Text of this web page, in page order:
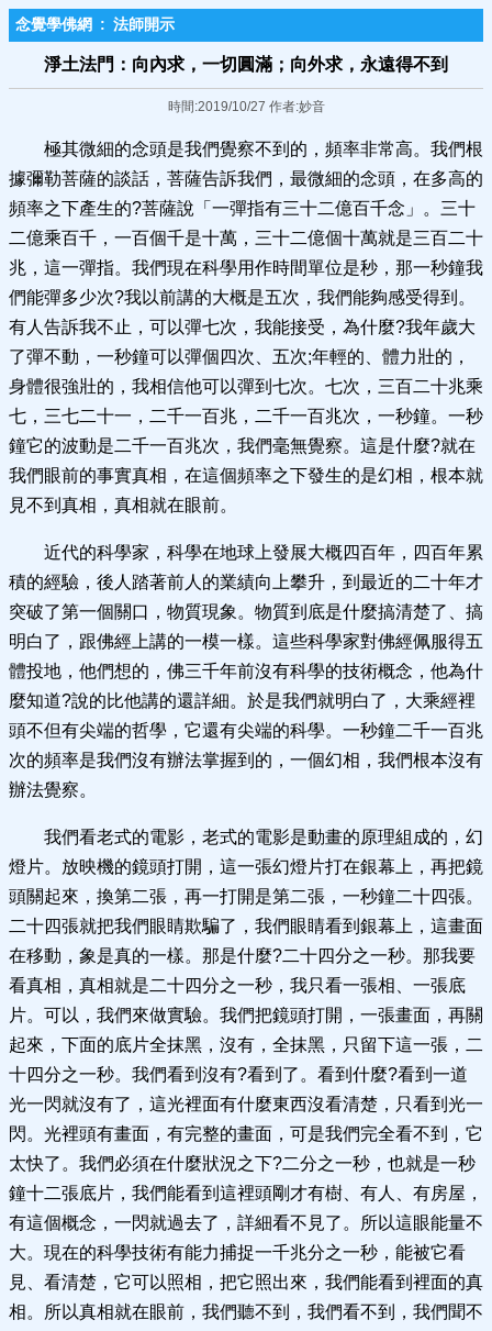
念覺學佛網 : 法師開示
淨土法門：向內求，一切圓滿；向外求，永遠得不到
時間:2019/10/27 作者:妙音
極其微細的念頭是我們覺察不到的，頻率非常高。我們根
據彌勒菩薩的談話，菩薩告訴我們，最微細的念頭，在多高的
頻率之下產生的?菩薩說「一彈指有三十二億百千念」。三十
二億乘百千，一百個千是十萬，三十二億個十萬就是三百二十
兆，這一彈指。我們現在科學用作時間單位是秒，那一秒鐘我
們能彈多少次?我以前講的大概是五次，我們能夠感受得到。
有人告訴我不止，可以彈七次，我能接受，為什麼?我年歲大
了彈不動，一秒鐘可以彈個四次、五次;年輕的、體力壯的，
身體很強壯的，我相信他可以彈到七次。七次，三百二十兆乘
七，三七二十一，二千一百兆，二千一百兆次，一秒鐘。一秒
鐘它的波動是二千一百兆次，我們毫無覺察。這是什麼?就在
我們眼前的事實真相，在這個頻率之下發生的是幻相，根本就
見不到真相，真相就在眼前。
近代的科學家，科學在地球上發展大概四百年，四百年累
積的經驗，後人踏著前人的業績向上攀升，到最近的二十年才
突破了第一個關口，物質現象。物質到底是什麼搞清楚了、搞
明白了，跟佛經上講的一模一樣。這些科學家對佛經佩服得五
體投地，他們想的，佛三千年前沒有科學的技術概念，他為什
麼知道?說的比他講的還詳細。於是我們就明白了，大乘經裡
頭不但有尖端的哲學，它還有尖端的科學。一秒鐘二千一百兆
次的頻率是我們沒有辦法掌握到的，一個幻相，我們根本沒有
辦法覺察。
我們看老式的電影，老式的電影是動畫的原理組成的，幻
燈片。放映機的鏡頭打開，這一張幻燈片打在銀幕上，再把鏡
頭關起來，換第二張，再一打開是第二張，一秒鐘二十四張。
二十四張就把我們眼睛欺騙了，我們眼睛看到銀幕上，這畫面
在移動，象是真的一樣。那是什麼?二十四分之一秒。那我要
看真相，真相就是二十四分之一秒，我只看一張相、一張底
片。可以，我們來做實驗。我們把鏡頭打開，一張畫面，再關
起來，下面的底片全抹黑，沒有，全抹黑，只留下這一張，二
十四分之一秒。我們看到沒有?看到了。看到什麼?看到一道
光一閃就沒有了，這光裡面有什麼東西沒看清楚，只看到光一
閃。光裡頭有畫面，有完整的畫面，可是我們完全看不到，它
太快了。我們必須在什麼狀況之下?二分之一秒，也就是一秒
鐘十二張底片，我們能看到這裡頭剛才有樹、有人、有房屋，
有這個概念，一閃就過去了，詳細看不見了。所以這眼能量不
大。現在的科學技術有能力捕捉一千兆分之一秒，能被它看
見、看清楚，它可以照相，把它照出來，我們能看到裡面的真
相。所以真相就在眼前，我們聽不到，我們看不到，我們聞不